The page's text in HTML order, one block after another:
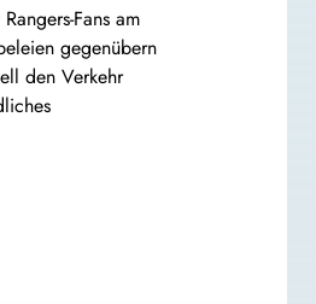
Fans am
gegenübern
den Verkehr